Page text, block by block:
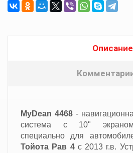
Описание
MyDean 4468 -
система с 10" экраном,
специально для
Тойота Рав 4с 2013 г.в.